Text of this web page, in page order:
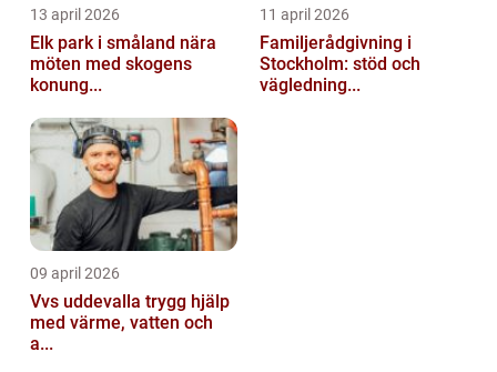
13 april 2026
Elk park i småland nära
möten med skogens
konung...
11 april 2026
Familjerådgivning i
Stockholm: stöd och
vägledning...
09 april 2026
Vvs uddevalla trygg hjälp
med värme, vatten och
a...